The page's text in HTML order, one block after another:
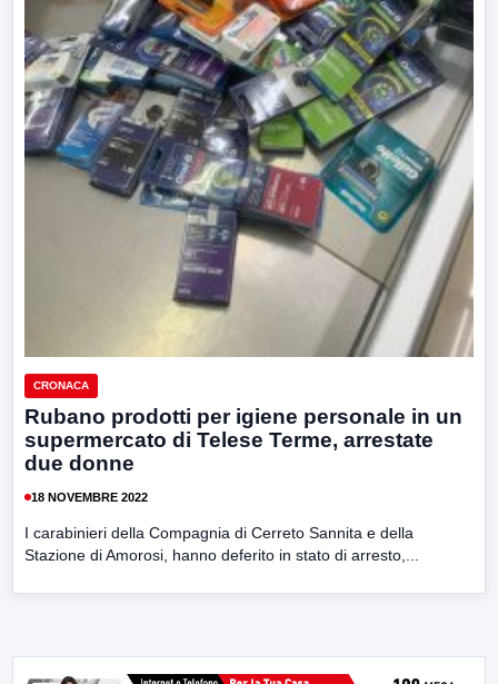
CRONACA
Rubano prodotti per igiene personale in un
supermercato di Telese Terme, arrestate
due donne
18 NOVEMBRE 2022
I carabinieri della Compagnia di Cerreto Sannita e della
Stazione di Amorosi, hanno deferito in stato di arresto,...